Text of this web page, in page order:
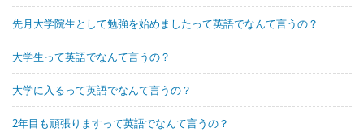
先月大学院生として勉強を始めましたって英語でなんて言うの？
大学生って英語でなんて言うの？
大学に入るって英語でなんて言うの？
2年目も頑張りますって英語でなんて言うの？